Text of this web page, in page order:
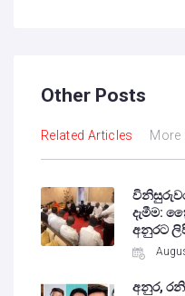
Other Posts
Related Articles
දැමීම:
අනුරට
අනුර,